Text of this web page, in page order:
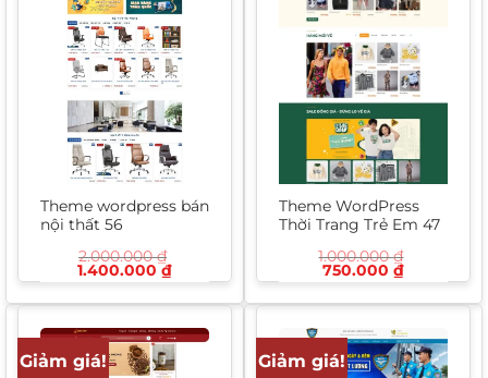
Theme wordpress bán
nội thất 56
2.000.000₫
Giá
gốc
2.000.000 ₫.
1.400.000₫Giá
là:
1.400.000 ₫.
Theme WordPress
Thời Trang Trẻ Em 47
1.000.000₫
Giá
gốc
1.000.000 ₫.
750.000 ₫Giá
là:
Giảm giá! Giảm giá!